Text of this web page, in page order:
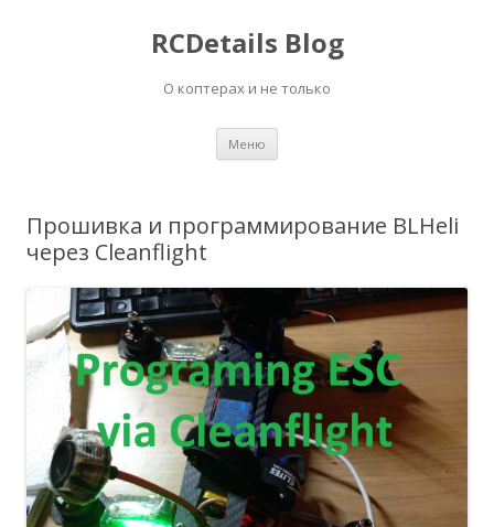
RCDetails Blog
О коптерах и не только
Меню
Прошивка и программирование BLHeli
через Cleanflight